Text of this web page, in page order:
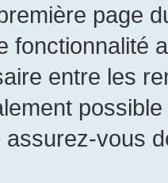
page
fonctionnalité
entre les
assurez-vous